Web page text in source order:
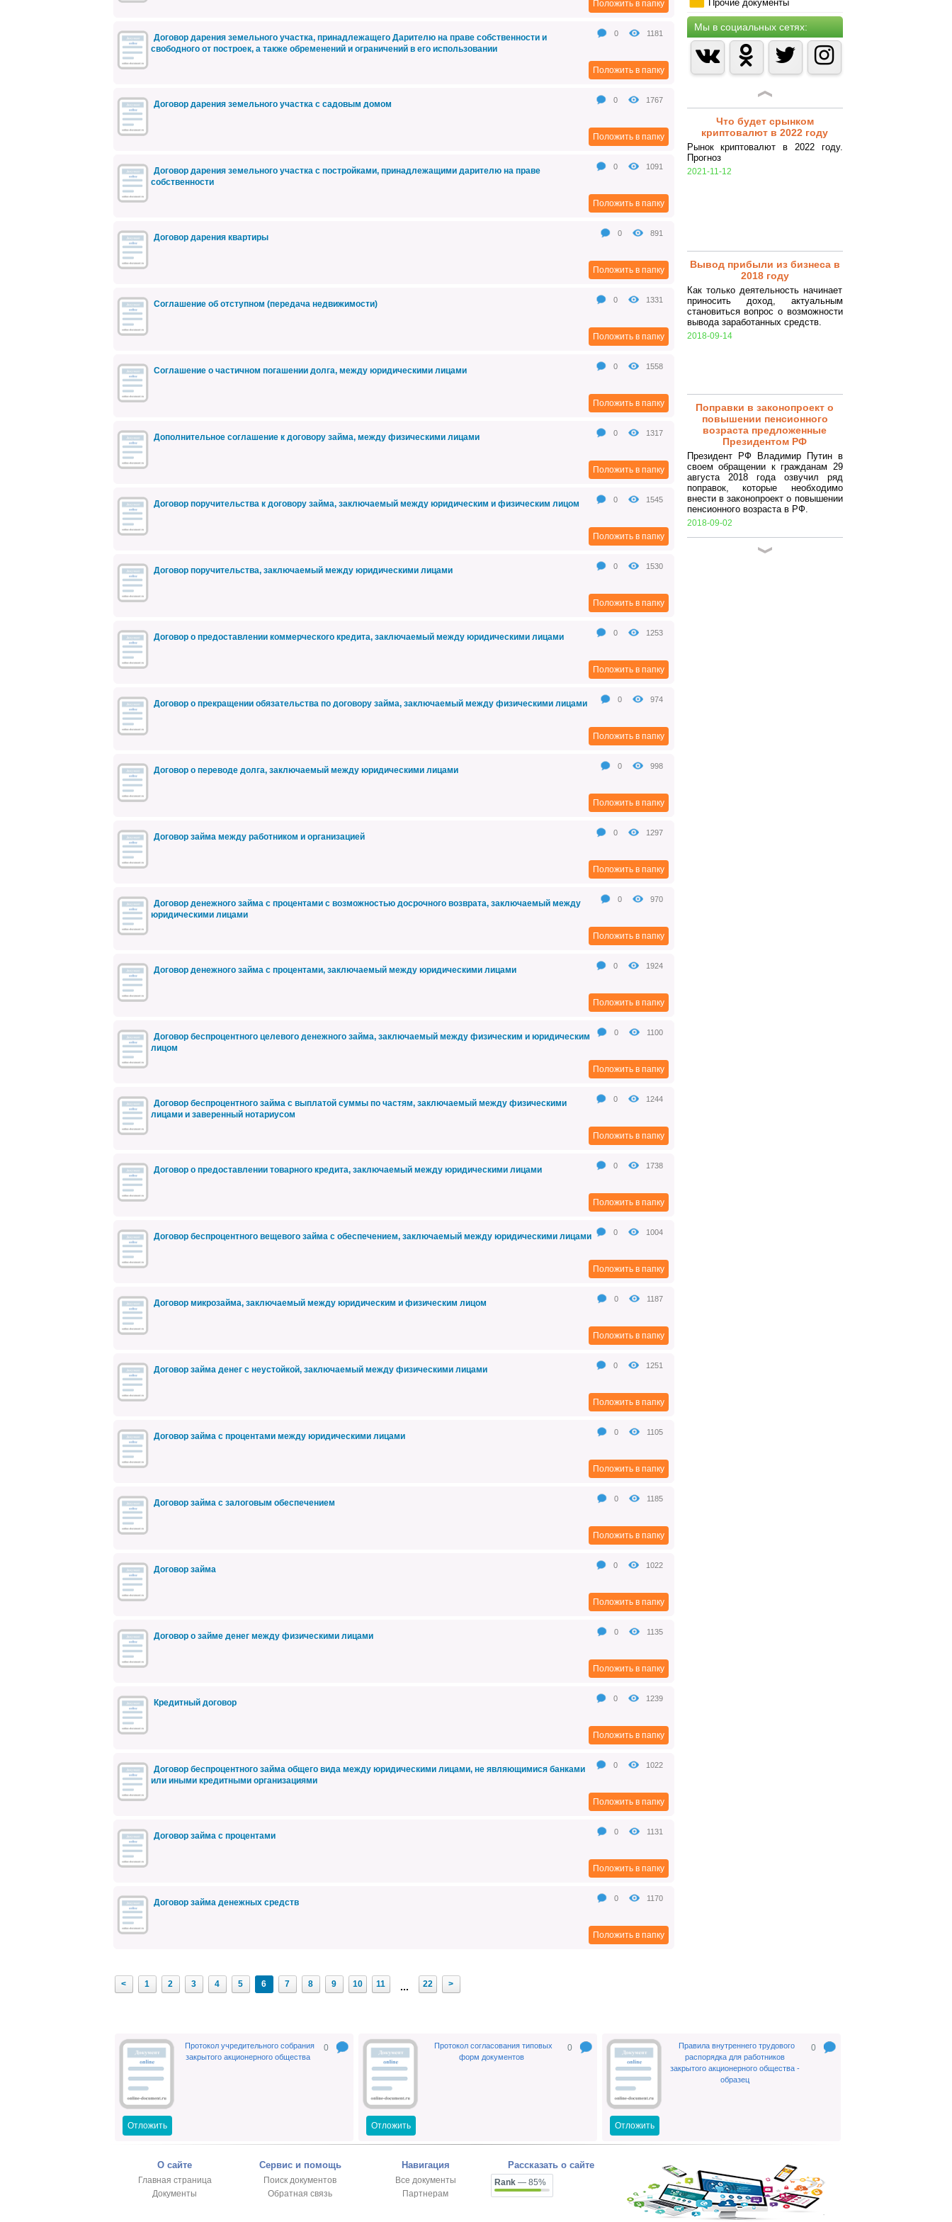
Прочие документы
Мы в социальных сетях:
Гражданско-правовой договор -
соглашение сторон на выполнение
определенных работ или оказание
услуг, регулируемое нормами
Гражданского кодекса РФ.
Что будет срынком
криптовалют в 2022 году
Рынок криптовалют в 2022 году.
Прогноз
2021-11-12
Вывод прибыли из бизнеса в
2018 году
Как только деятельность начинает
приносить доход, актуальным
становиться вопрос о возможности
вывода заработанных средств.
2018-09-14
Поправки в законопроект о
повышении пенсионного
возраста предложенные
Президентом РФ
Президент РФ Владимир Путин в
своем обращении к гражданам 29
августа 2018 года озвучил ряд
поправок, которые необходимо
внести в законопроект о повышении
пенсионного возраста в РФ.
2018-09-02
Закрытие ИП в 2018 году.
2018-09-14
возраста предложенные
Президент РФ Владимир Путин в
своем обращении к гражданам 29
августа 2018 года озвучил ряд
поправок, которые необходимо
внести в законопроект о повышении
Положить в папку
1181
0
Договор дарения земельного участка, принадлежащего Дарителю на праве собственности и
свободного от построек, а также обременений и ограничений в его использовании
Положить в папку
1767
0
Договор дарения земельного участка с садовым домом
Положить в папку
1091
0
Договор дарения земельного участка с постройками, принадлежащими дарителю на праве
собственности
Положить в папку
891
0
Договор дарения квартиры
Положить в папку
1331
0
Соглашение об отступном (передача недвижимости)
Положить в папку
1558
0
Соглашение о частичном погашении долга, между юридическими лицами
Положить в папку
1317
0
Дополнительное соглашение к договору займа, между физическими лицами
Положить в папку
1545
0
Договор поручительства к договору займа, заключаемый между юридическим и физическим лицом
Положить в папку
1530
0
Договор поручительства, заключаемый между юридическими лицами
Положить в папку
1253
0
Договор о предоставлении коммерческого кредита, заключаемый между юридическими лицами
Положить в папку
974
0
Договор о прекращении обязательства по договору займа, заключаемый между физическими лицами
Положить в папку
998
0
Договор о переводе долга, заключаемый между юридическими лицами
Положить в папку
1297
0
Договор займа между работником и организацией
Положить в папку
970
0
Договор денежного займа с процентами с возможностью досрочного возврата, заключаемый между
юридическими лицами
Положить в папку
1924
0
Договор денежного займа с процентами, заключаемый между юридическими лицами
Положить в папку
1100
0
Договор беспроцентного целевого денежного займа, заключаемый между физическим и юридическим
лицом
Положить в папку
1244
0
Договор беспроцентного займа с выплатой суммы по частям, заключаемый между физическими
лицами и заверенный нотариусом
Положить в папку
1738
0
Договор о предоставлении товарного кредита, заключаемый между юридическими лицами
Положить в папку
1004
0
Договор беспроцентного вещевого займа с обеспечением, заключаемый между юридическими лицами
Положить в папку
1187
0
Договор микрозайма, заключаемый между юридическим и физическим лицом
Положить в папку
1251
0
Договор займа денег с неустойкой, заключаемый между физическими лицами
Положить в папку
1105
0
Договор займа с процентами между юридическими лицами
Положить в папку
1185
0
Договор займа с залоговым обеспечением
Положить в папку
1022
0
Договор займа
Положить в папку
1135
0
Договор о займе денег между физическими лицами
Положить в папку
1239
0
Кредитный договор
Положить в папку
1022
0
Договор беспроцентного займа общего вида между юридическими лицами, не являющимися банками
или иными кредитными организациями
Положить в папку
1131
0
Договор займа с процентами
Положить в папку
1170
0
Договор займа денежных средств
Положить в папку
< 1 2 3 4 5 6 7 8 9 10 11 ... 22 >
0
Протокол учредительного собрания
закрытого акционерного общества
Отложить
0
Протокол согласования типовых
форм документов
Отложить
0
Правила внутреннего трудового
распорядка для работников
закрытого акционерного общества -
образец
Отложить
О сайте
Главная страница
Документы
Сервис и помощь
Поиск документов
Обратная связь
Навигация
Все документы
Партнерам
Рассказать о сайте
Rank— 85%